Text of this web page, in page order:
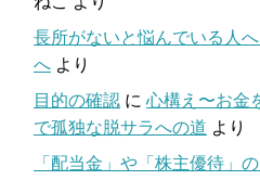
長所がないと悩んでいる人
へ より
目的の確認 に 心構え〜お金
で孤独な脱サラへの道 より
「配当金」や「株主優待」